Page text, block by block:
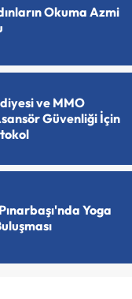
Okuma Azmi
ve MMO
Güvenliği İçin
Yoga